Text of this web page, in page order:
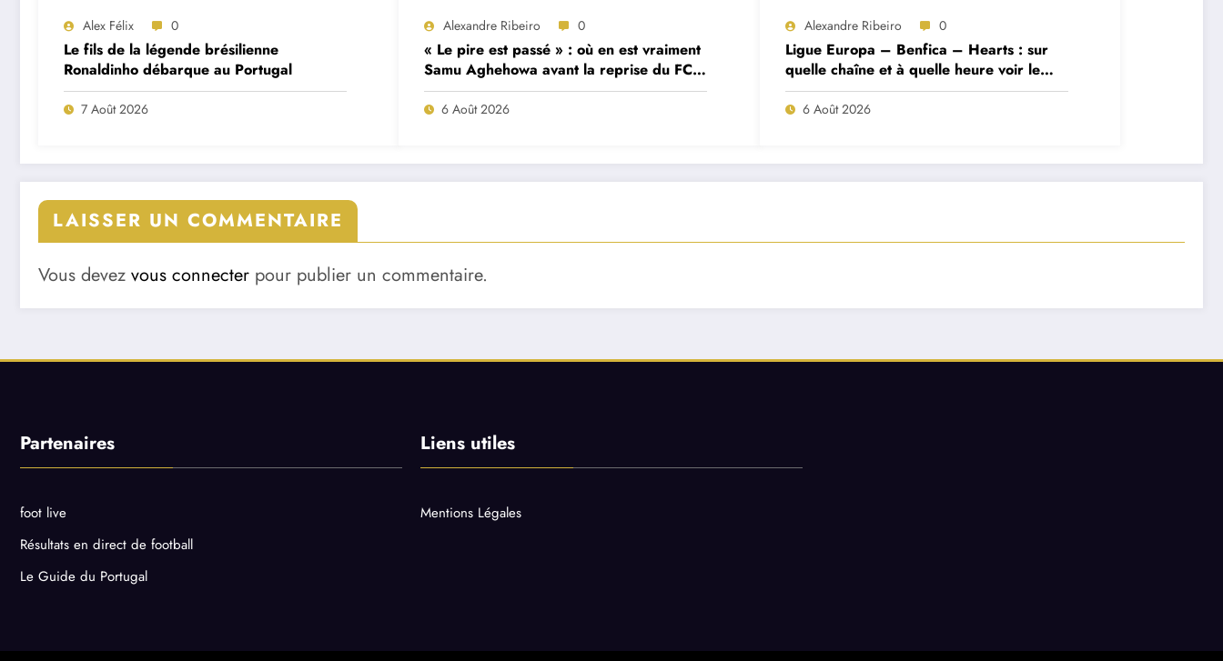
Alex Félix 0
Le fils de la légende brésilienne
Ronaldinho débarque au Portugal
7 Août 2026
Alexandre Ribeiro 0
« Le pire est passé » : où en est vraiment
Samu Aghehowa avant la reprise du FC
Porto ?
6 Août 2026
Alexandre Ribeiro 0
Ligue Europa – Benfica – Hearts : sur
quelle chaîne et à quelle heure voir le
match ?
6 Août 2026
LAISSER UN COMMENTAIRE
Vous devez vous connecter pour publier un commentaire.
Partenaires
foot live
Résultats en direct de football
Le Guide du Portugal
Liens utiles
Mentions Légales